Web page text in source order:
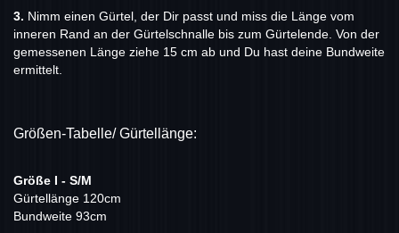
3. Nimm einen Gürtel, der Dir passt und miss die Länge vom
inneren Rand an der Gürtelschnalle bis zum Gürtelende. Von der
gemessenen Länge ziehe 15 cm ab und Du hast deine Bundweite
ermittelt.
Größen-Tabelle/ Gürtellänge:
Größe I - S/M
Gürtellänge 120cm
Bundweite 93cm